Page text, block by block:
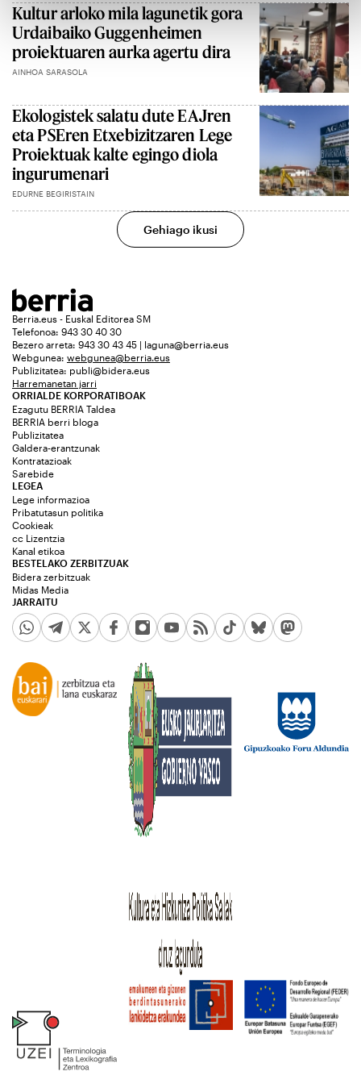
Kultur arloko mila lagunetik gora
Urdaibaiko Guggenheimen
proiektuaren aurka agertu dira
AINHOA SARASOLA
Ekologistek salatu dute EAJren
eta PSEren Etxebizitzaren Lege
Proiektuak kalte egingo diola
ingurumenari
EDURNE BEGIRISTAIN
Gehiago ikusi
Berria.eus - Euskal Editorea SM
Telefonoa: 943 30 40 30
Bezero arreta: 943 30 43 45 | laguna@berria.eus
Webgunea: webgunea@berria.eus
Publizitatea: publi@bidera.eus
Harremanetan jarri
ORRIALDE KORPORATIBOAK
Ezagutu BERRIA Taldea
BERRIA berri bloga
Publizitatea
Galdera-erantzunak
Kontratazioak
Sarebide
JARRAITU
LEGEA
Lege informazioa
Pribatutasun politika
Cookieak
cc Lizentzia
Kanal etikoa
BESTELAKO ZERBITZUAK
Bidera zerbitzuak
Midas Media